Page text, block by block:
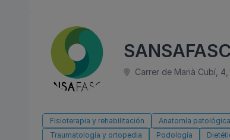
Carrer de Marià Cubí,
Fisioterapia y rehabilitación Anatomía patológica
Traumatología y ortopedia
Podología